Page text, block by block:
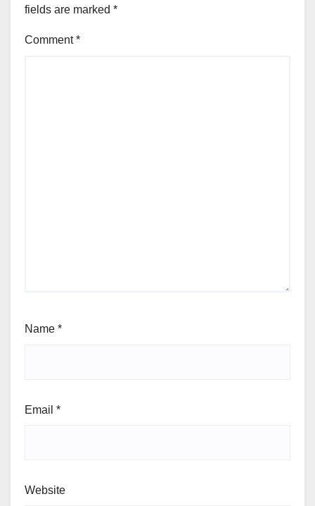
fields are marked *
Comment*
Name *
Email *
Website